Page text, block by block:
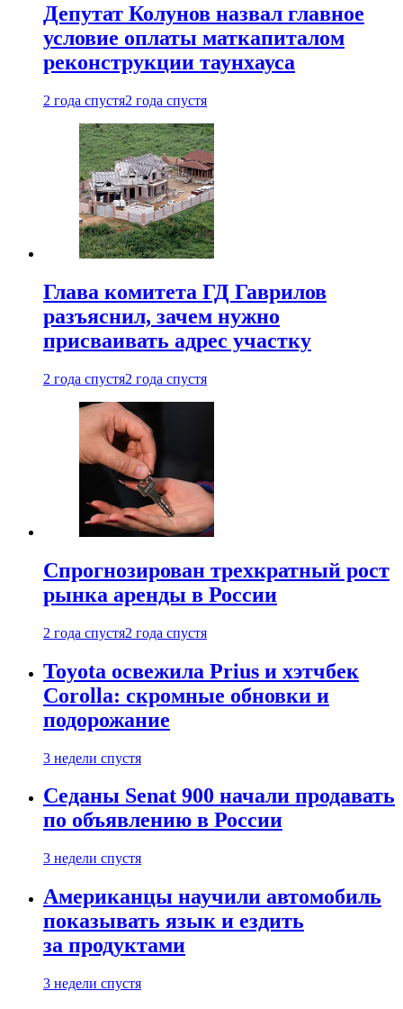
Депутат Колунов назвал главное
условие оплаты маткапиталом
реконструкции таунхауса
2 года спустя2 года спустя
Глава комитета ГД Гаврилов
разъяснил, зачем нужно
присваивать адрес участку
2 года спустя2 года спустя
Спрогнозирован трехкратный рост
рынка аренды в России
2 года спустя2 года спустя
Toyota освежила Prius и хэтчбек
Corolla: скромные обновки и
подорожание
3 недели спустя
Седаны Senat 900 начали продавать
по объявлению в России
3 недели спустя
Американцы научили автомобиль
показывать язык и ездить
за продуктами
3 недели спустя